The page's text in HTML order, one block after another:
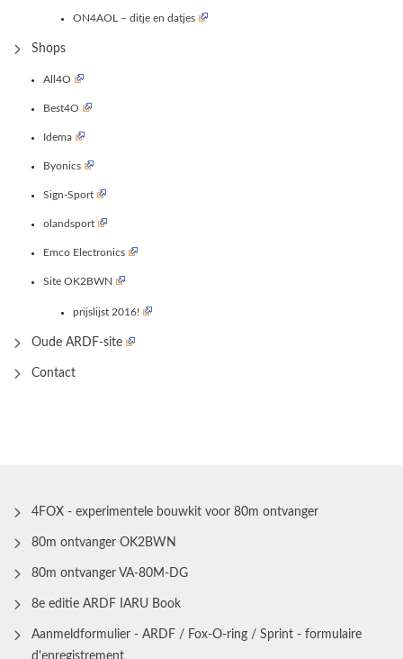
ON4AOL – ditje en datjes
Shops
All4O
Best4O
Idema
Byonics
Sign-Sport
olandsport
Emco Electronics
Site OK2BWN
prijslijst 2016!
Oude ARDF-site
Contact
4FOX - experimentele bouwkit voor 80m ontvanger
80m ontvanger OK2BWN
80m ontvanger VA-80M-DG
8e editie ARDF IARU Book
Aanmeldformulier - ARDF / Fox-O-ring / Sprint - formulaire
d'enregistrement